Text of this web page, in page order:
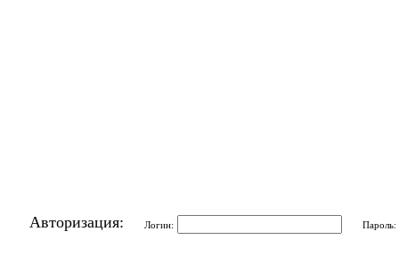
Авторизация: Логин: Пароль: